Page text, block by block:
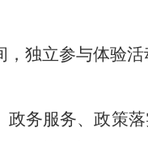
，独立参与体验活
政务服务、政策